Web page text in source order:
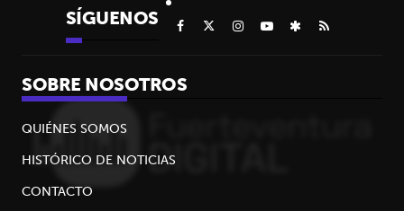
SÍGUENOS
SOBRE NOSOTROS
QUIÉNES SOMOS
HISTÓRICO DE NOTICIAS
CONTACTO